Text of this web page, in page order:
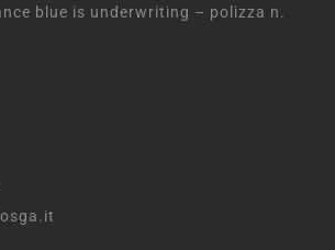
blue is underwriting – polizza n.